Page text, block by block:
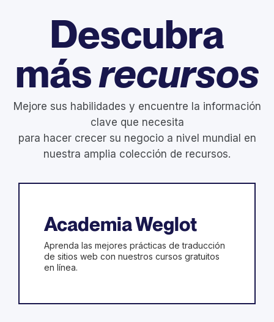
Descubra
másrecursos
Mejore sus habilidades y encuentre la información
clave que necesita
para hacer crecer su negocio a nivel mundial en
nuestra amplia colección de recursos.
Academia Weglot
Aprenda las mejores prácticas de traducción
de sitios web con nuestros cursos gratuitos
en línea.